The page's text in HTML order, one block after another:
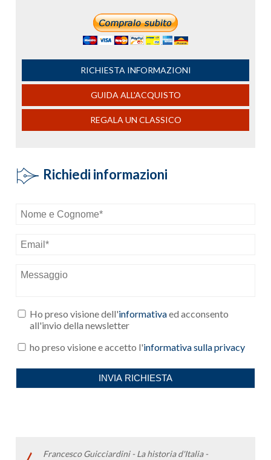
RICHIESTA INFORMAZIONI
GUIDA ALL'ACQUISTO
REGALA UN CLASSICO
Richiedi informazioni
Francesco Guicciardini - La historia d'Italia -